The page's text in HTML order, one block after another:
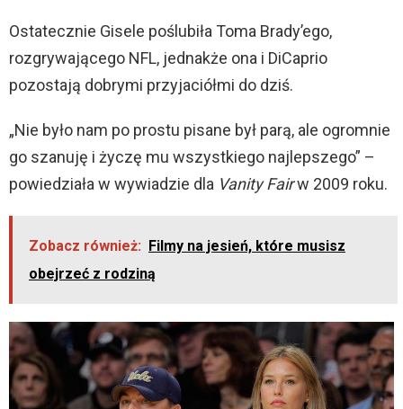
Ostatecznie Gisele poślubiła Toma Brady’ego,
rozgrywającego NFL, jednakże ona i DiCaprio
pozostają dobrymi przyjaciółmi do dziś.
„Nie było nam po prostu pisane był parą, ale ogromnie
go szanuję i życzę mu wszystkiego najlepszego” –
powiedziała w wywiadzie dla Vanity Fairw 2009 roku.
Zobacz również: Filmy na jesień, które musisz
obejrzeć z rodziną